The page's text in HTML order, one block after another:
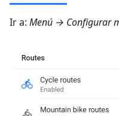
Ir a: Menú → Configurar